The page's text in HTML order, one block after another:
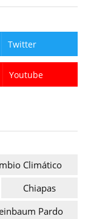
Twitter
Youtube
Climático
Chiapas
Pardo